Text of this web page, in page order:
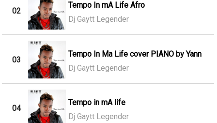
02
Tempo In mA Life Afro
Dj Gaytt Legender
03
Tempo In Ma Life cover PIANO by Yann
Dj Gaytt Legender
04
Tempo in mA life
Dj Gaytt Legender